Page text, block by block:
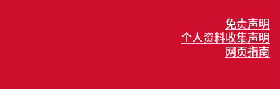
免责声明
个人资料收集声明
网页指南